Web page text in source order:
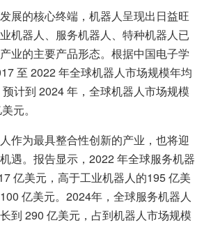
展的核心终端，机器人呈现出日益旺
机器人、服务机器人、特种机器人已
业的主要产品形态。根据中国电子学
至 2022 年全球机器人市场规模年均
计到 2024 年，全球机器人市场规模
元。
作为最具整合性创新的产业，也将迎
遇。报告显示，2022 年全球服务机器
亿美元，高于工业机器人的195 亿美
亿美元。2024年，全球服务机器人
到 290 亿美元，占到机器人市场规模